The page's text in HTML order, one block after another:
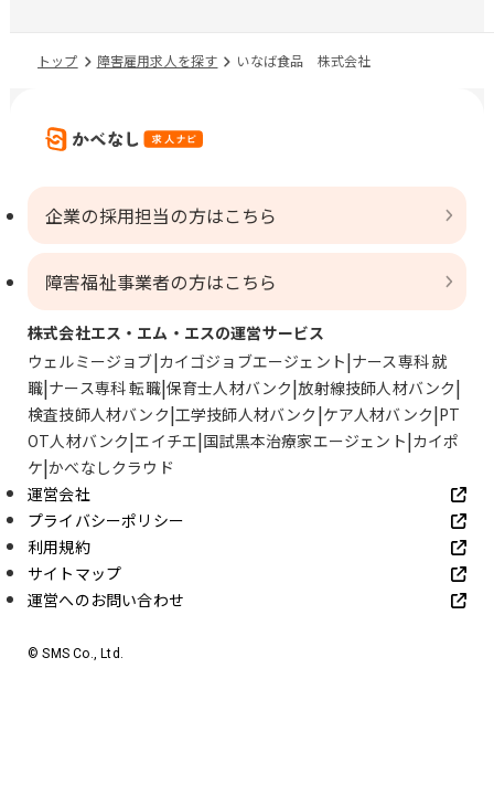
トップ 障害雇用求人を探す いなば食品 株式会社
企業の採用担当の方はこちら
障害福祉事業者の方はこちら
株式会社エス・エム・エスの運営サービス
ウェルミージョブ カイゴジョブエージェント ナース専科 就
職 ナース専科 転職 保育士人材バンク 放射線技師人材バンク
検査技師人材バンク 工学技師人材バンク ケア人材バンク PT
OT人材バンク エイチエ 国試黒本治療家エージェント カイポ
ケ かべなしクラウド
運営会社
プライバシーポリシー
利用規約
サイトマップ
運営へのお問い合わせ
© SMS Co., Ltd.